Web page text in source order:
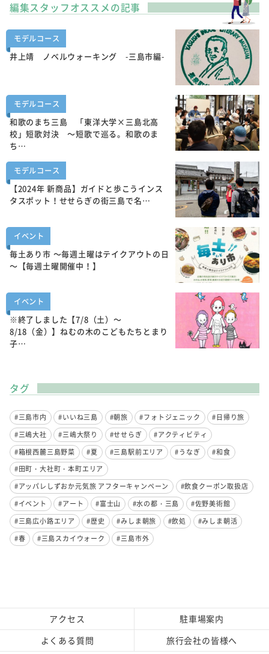
編集スタッフオススメの記事
モデルコース
井上靖 ノベルウォーキング -三島市編-
モデルコース
和歌のまち三島 「東洋大学×三島北高
校」短歌対決 ～短歌で巡る。和歌のま
ち…
モデルコース
【2024年 新商品】ガイドと歩こうインス
タスポット！せせらぎの街三島で名…
イベント
毎土あり市 ～毎週土曜はテイクアウトの日
～【毎週土曜開催中！】
イベント
※終了しました【7/8（土）～
8/18（金）】ねむの木のこどもたちとまり
子…
タグ
#三島市内 #いいね三島 #朝旅 #フォトジェニック
#日帰り旅
#三嶋大社
#三嶋大祭り #せせらぎ
#アクティビティ
#箱根西麓三島野菜
#夏 #三島駅前エリア #うなぎ
#和食
#田町・大社町・本町エリア
#アッパレしずおか元気旅 アフターキャンペーン
#飲食クーポン取扱店
#イベント
#アート #富士山 #水の都・三島
#佐野美術館
#三島広小路エリア
#歴史 #みしま朝旅 #飲処
#みしま朝活
#春
#三島スカイウォーク #三島市外
アクセス
駐車場案内
よくある質問
旅行会社の皆様へ